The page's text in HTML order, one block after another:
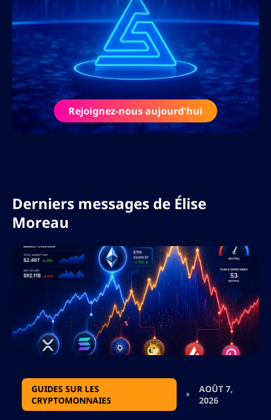
Sa passion pour la littératie financière
dépasse l’écriture : Élise anime des
webinaires, développe des cours en ligne
et interviewe les plus grands acteurs de
l’industrie crypto et fintech.
Rejoignez-nous aujourd'hui
Derniers messages de Élise
Moreau
GUIDES SUR LES
CRYPTOMONNAIES
AOÛT 7,
2026